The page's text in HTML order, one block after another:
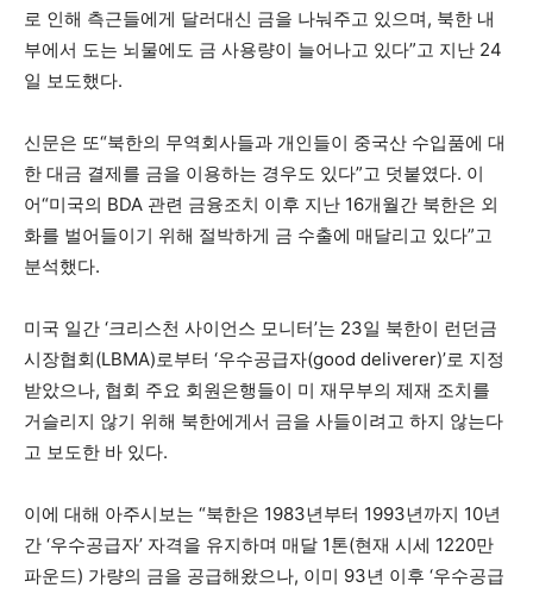
로 인해 측근들에게 달러대신 금을 나눠주고 있으며, 북한 내
부에서 도는 뇌물에도 금 사용량이 늘어나고 있다”고 지난 24
일 보도했다.
신문은 또“북한의 무역회사들과 개인들이 중국산 수입품에 대
한 대금 결제를 금을 이용하는 경우도 있다”고 덧붙였다. 이
어“미국의 BDA 관련 금융조치 이후 지난 16개월간 북한은 외
화를 벌어들이기 위해 절박하게 금 수출에 매달리고 있다”고
분석했다.
미국 일간 ‘크리스천 사이언스 모니터’는 23일 북한이 런던금
시장협회(LBMA)로부터 ‘우수공급자(good deliverer)’로 지정
받았으나, 협회 주요 회원은행들이 미 재무부의 제재 조치를
거슬리지 않기 위해 북한에게서 금을 사들이려고 하지 않는다
고 보도한 바 있다.
이에 대해 아주시보는 “북한은 1983년부터 1993년까지 10년
간 ‘우수공급자’ 자격을 유지하며 매달 1톤(현재 시세 1220만
파운드) 가량의 금을 공급해왔으나, 이미 93년 이후 ‘우수공급